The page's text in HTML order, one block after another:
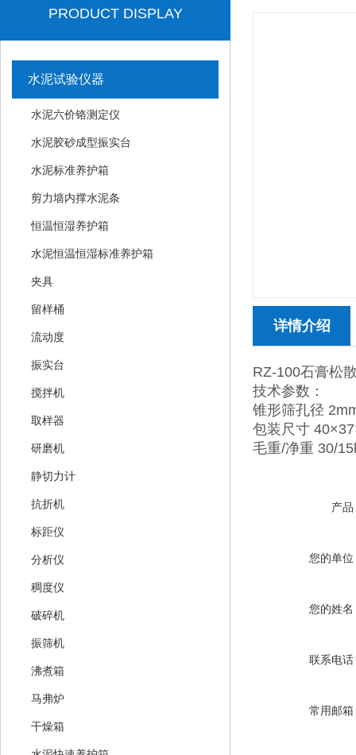
PRODUCT DISPLAY
水泥试验仪器
水泥六价铬测定仪
水泥胶砂成型振实台
水泥标准养护箱
剪力墙内撑水泥条
恒温恒湿养护箱
水泥恒温恒湿标准养护箱
夹具
留样桶
流动度
振实台
搅拌机
取样器
研磨机
静切力计
抗折机
标距仪
分析仪
稠度仪
破碎机
振筛机
沸煮箱
马弗炉
干燥箱
详情介绍
RZ-100石膏松
技术参数：
锥形筛孔径
包装尺寸
毛重/净重 30/
产品
您的单位
您的姓名
联系电话
常用邮箱